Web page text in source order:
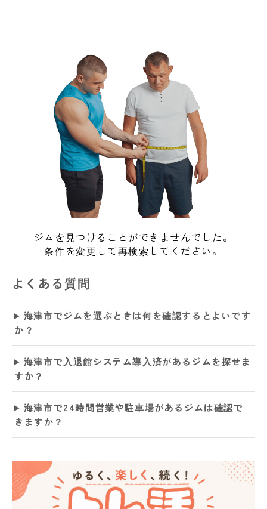
ジムを見つけることができませんでした。
条件を変更して再検索してください。
よくある質問
海津市でジムを選ぶときは何を確認するとよいです
か？
海津市で入退館システム導入済があるジムを探せま
すか？
海津市で24時間営業や駐車場があるジムは確認で
きますか？